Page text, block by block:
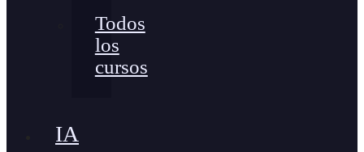
Todos
los
cursos
IA